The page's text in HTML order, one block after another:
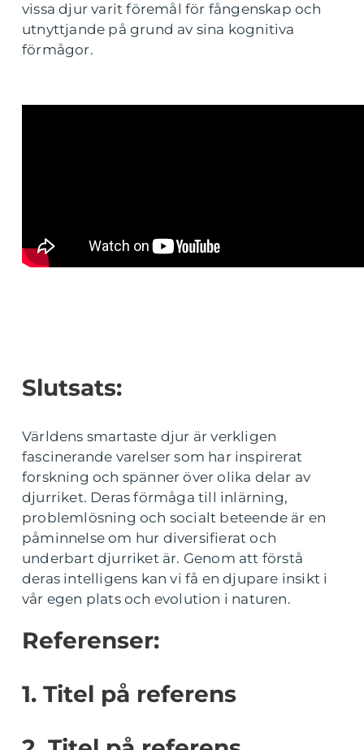
vissa djur varit föremål för fångenskap och
utnyttjande på grund av sina kognitiva
förmågor.
Slutsats:
Världens smartaste djur är verkligen
fascinerande varelser som har inspirerat
forskning och spänner över olika delar av
djurriket. Deras förmåga till inlärning,
problemlösning och socialt beteende är en
påminnelse om hur diversifierat och
underbart djurriket är. Genom att förstå
deras intelligens kan vi få en djupare insikt i
vår egen plats och evolution i naturen.
Referenser:
1. Titel på referens